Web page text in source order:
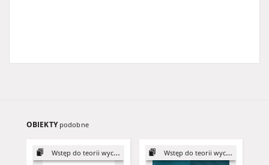
OBIEKTY podobne
Wstęp do teorii wychowania Wstęp do teorii wychowania